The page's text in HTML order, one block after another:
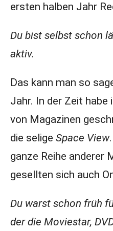
ersten halben Jahr
Du bist selbst schon
aktiv.
Das kann man so
Jahr. In der Zeit habe
von Magazinen
die selige Space View
ganze Reihe anderer
gesellten sich auch
Du warst schon früh
der die Moviestar,